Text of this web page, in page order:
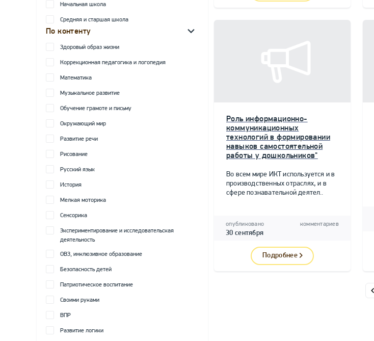
Начальная школа
Средняя и старшая школа
По контенту
Здоровый образ жизни
Коррекционная педагогика и логопедия
Математика
Музыкальное развитие
Обучение грамоте и письму
Окружающий мир
Развитие речи
Рисование
Русский язык
История
Мелкая моторика
Сенсорика
Экспериментирование и исследовательская
деятельность
ОВЗ, инклюзивное образование
Безопасность детей
Патриотическое воспитание
Своими руками
ВПР
Развитие логики
Роль информационно-
коммуникационных
технологий в формировании
навыков самостоятельной
работы у дошкольников"
Во всем мире ИКТ используется и в
производственных отраслях, и в
сфере познавательной деятел..
опубликовано
30 сентября
комментариев
Подробнее